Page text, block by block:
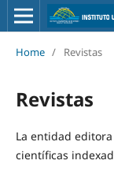
Home / Revistas
Revistas
La entidad
científicas